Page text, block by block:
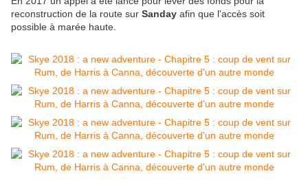
reconstruction de la route sur Sanday afin que l'accès soit
possible à marée haute.